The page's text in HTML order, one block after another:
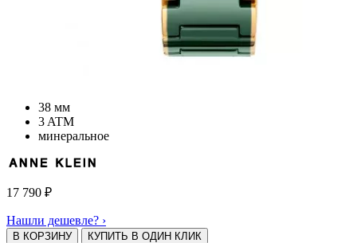
38 мм
3 ATM
минеральное
17 790 ₽
Нашли дешевле? ›
В КОРЗИНУ КУПИТЬ В ОДИН КЛИК